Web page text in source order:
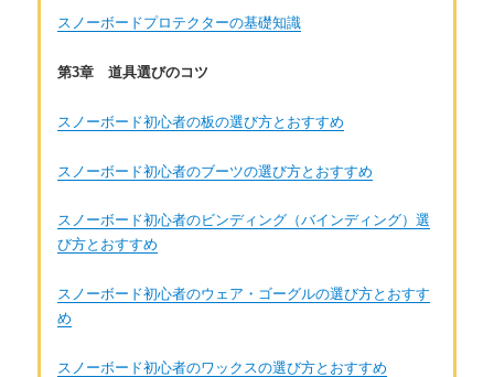
スノーボードプロテクターの基礎知識
第3章 道具選びのコツ
スノーボード初心者の板の選び方とおすすめ
スノーボード初心者のブーツの選び方とおすすめ
スノーボード初心者のビンディング（バインディング）選
び方とおすすめ
スノーボード初心者のウェア・ゴーグルの選び方とおすす
め
スノーボード初心者のワックスの選び方とおすすめ